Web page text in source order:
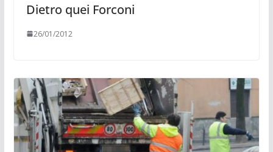
Dietro quei Forconi
26/01/2012